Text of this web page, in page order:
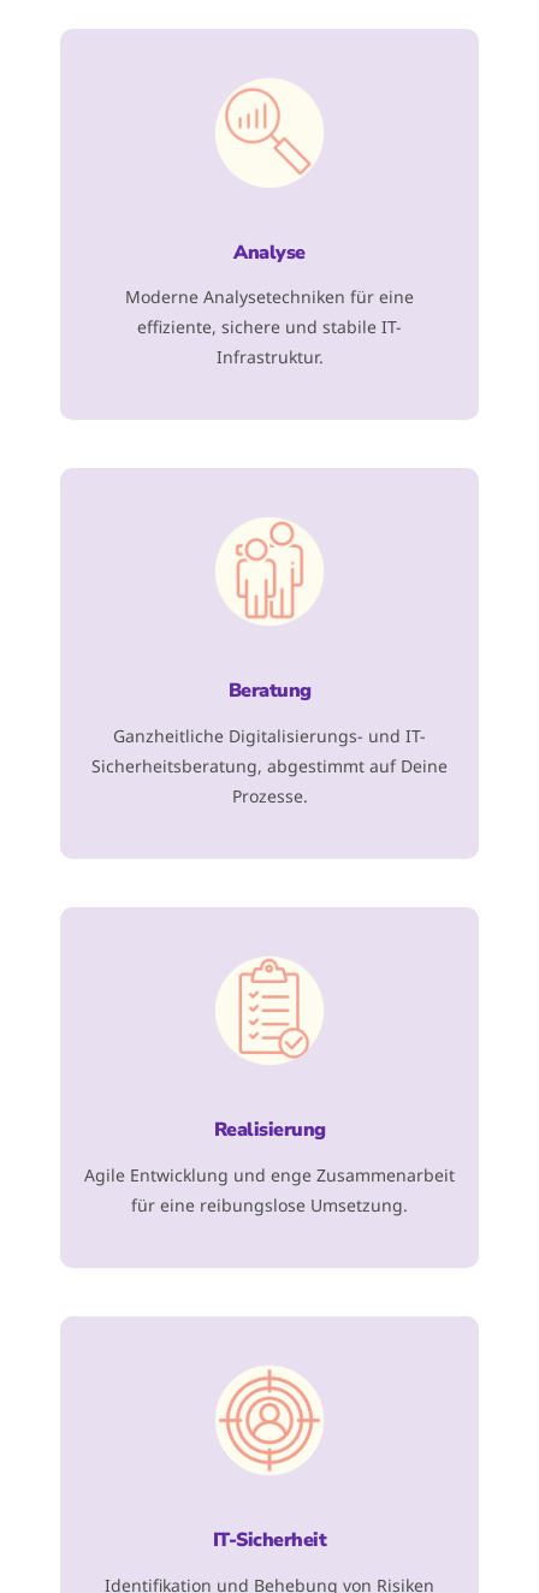
Analyse
Moderne Analysetechniken für eine
effiziente, sichere und stabile IT-
Infrastruktur.
Beratung
Ganzheitliche Digitalisierungs- und IT-
Sicherheitsberatung, abgestimmt auf Deine
Prozesse.
Realisierung
Agile Entwicklung und enge Zusammenarbeit
für eine reibungslose Umsetzung.
IT-Sicherheit
Identifikation und Behebung von Risiken